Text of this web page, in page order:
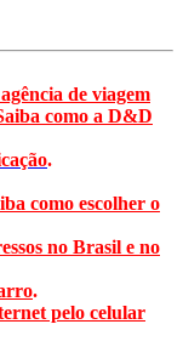
de viagem
como a D&D
.
como escolher o
no Brasil e no
.
pelo celular